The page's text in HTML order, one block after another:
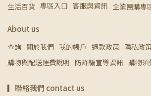
生活百貨 專區入口 客服與資訊 企業團購專
About us
查詢 關於我們 我的帳戶 退款政策 隱私政
購物與配送運費說明 防詐騙宣導資訊 購物須
▎聯絡我們 contact us